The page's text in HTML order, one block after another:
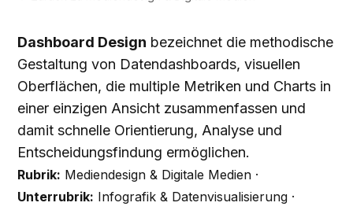
Dashboard Design bezeichnet die methodische
Gestaltung von Datendashboards, visuellen
Oberflächen, die multiple Metriken und Charts in
einer einzigen Ansicht zusammenfassen und
damit schnelle Orientierung, Analyse und
Entscheidungsfindung ermöglichen.
Rubrik: Mediendesign & Digitale Medien ·
Unterrubrik: Infografik & Datenvisualisierung ·